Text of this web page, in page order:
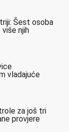
Šest osoba
njih
vladajuće
za još tri
provjere